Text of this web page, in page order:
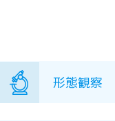
形態観察